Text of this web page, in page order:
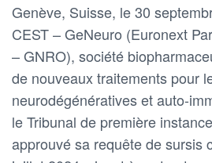
Genève, Suisse, le 30
CEST – GeNeuro (Euronext
– GNRO), société
de nouveaux traitements pour
neurodégénératives et auto-
le Tribunal de première
approuvé sa requête de sursis